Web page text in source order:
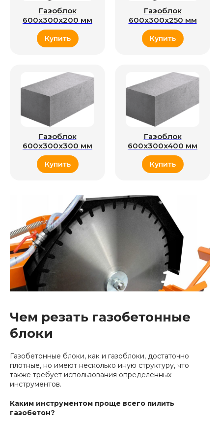
Газоблок
600x300x200 мм
Купить
Газоблок
600x300x250 мм
Купить
Газоблок
600x300x300 мм
Купить
Газоблок
600x300x400 мм
Купить
Чем резать газобетонные
блоки
Газобетонные блоки, как и газоблоки, достаточно
плотные, но имеют несколько иную структуру, что
также требует использования определенных
инструментов.
Каким инструментом проще всего пилить
газобетон?